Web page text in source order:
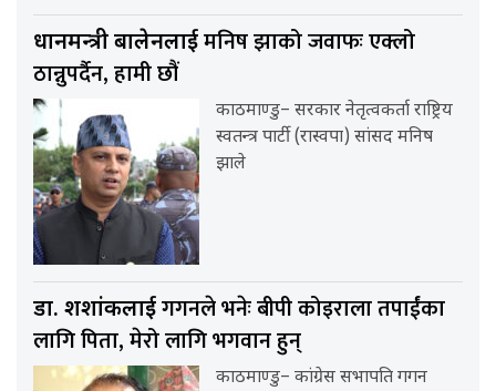
प्रधानमन्त्री बालेनलाईमनिष झाको जवाफः एक्लो
ठान्नुपर्दैन, हामी छौं
काठमाण्डु– सरकार नेतृत्वकर्ता राष्ट्रिय
स्वतन्त्र पार्टी (रास्वपा) सांसद मनिष
झाले
डा. शशांकलाईगगनले भनेः बीपी कोइराला तपाईंका
लागि पिता, मेरो लागि भगवान हुन्
काठमाण्डु– कांग्रेस सभापति गगन